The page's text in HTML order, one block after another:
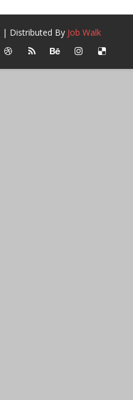
| Distributed By Job Walk